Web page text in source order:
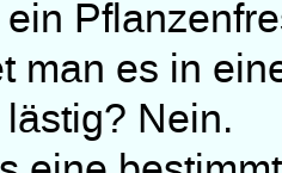
es in
Nein.